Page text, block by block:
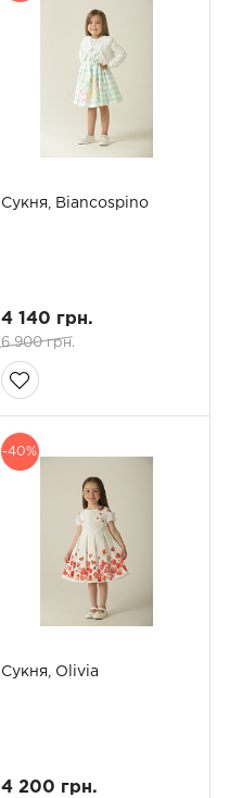
Сукня, Biancospino
4 140 грн.
6 900 грн.
-40%
Сукня, Olivia
4 200 грн.